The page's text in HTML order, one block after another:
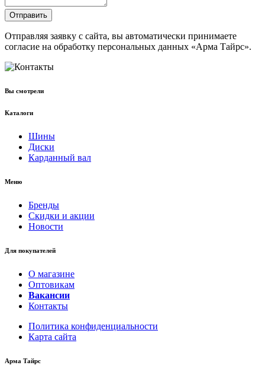
Отправить
Отправляя заявку с сайта, вы автоматически принимаете
согласие на обработку персональных данных «Арма Тайрс».
Вы смотрели
Каталоги
Шины
Диски
Карданный вал
Меню
Бренды
Скидки и акции
Новости
Для покупателей
О магазине
Оптовикам
Вакансии
Контакты
Политика конфиденциальности
Карта сайта
Арма Тайрс